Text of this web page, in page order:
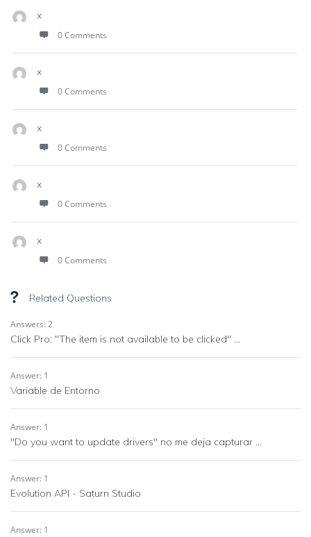
x
0 Comments
x
0 Comments
x
0 Comments
x
0 Comments
x
0 Comments
Related Questions
Answers: 2
Click Pro: "The item is not available to be clicked" ...
Answer: 1
Variable de Entorno
Answer: 1
"Do you want to update drivers" no me deja capturar ...
Answer: 1
Evolution API - Saturn Studio
Answer: 1